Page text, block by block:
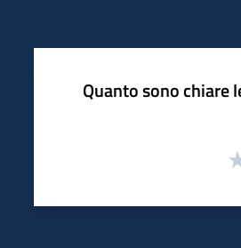
Quanto sono chiare